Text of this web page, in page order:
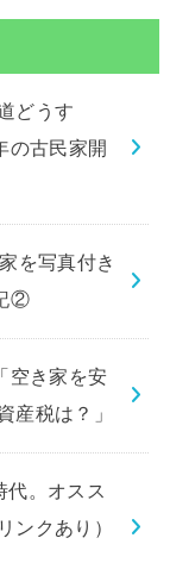
どうす
の古民家開
を写真付き
②
空き家を安
産税は？」
。オスス
ンクあり）